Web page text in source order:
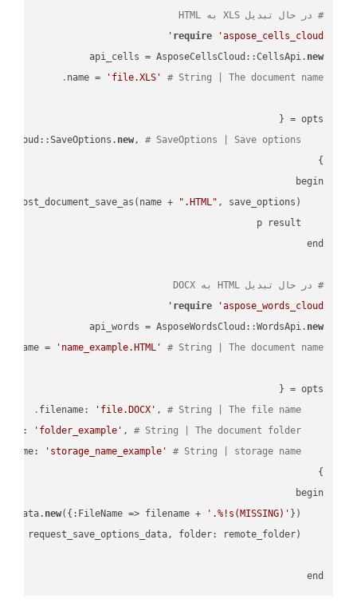
# در حال تبدیل XLS به HTML
require
'aspose_cells_cloud'
api_cells = AsposeCellsCloud::CellsApi. new
name =
'file.XLS' # String | The document name.
new, # SaveOptions | Save options.
".HTML"
# در حال تبدیل HTML به DOCX
require
'aspose_words_cloud'
api_words = AsposeWordsCloud::WordsApi. new
name =
'name_example.HTML' # String | The document name.
    filename:
'file.DOCX' , # String | The file name.
    folder:
'folder_example' , # String | The document folder.
    storage_name:
'storage_name_example'
# String | storage name.
new({:FileName => filename +
'.%!s(MISSING)'
end